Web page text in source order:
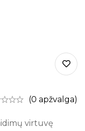
(0 apžvalga)
virtuvę